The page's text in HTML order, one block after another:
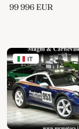
99 996 EUR
IT